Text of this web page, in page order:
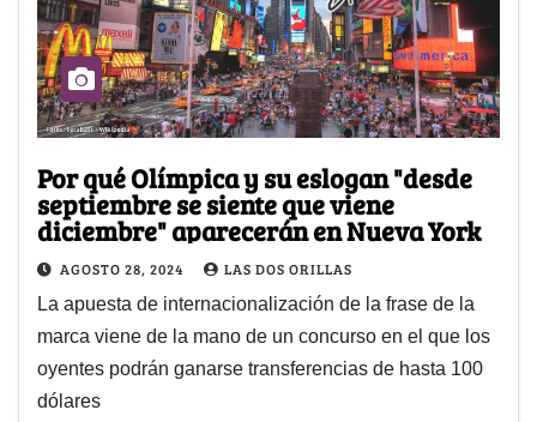
Por qué Olímpica y su eslogan "desde
septiembre se siente que viene
diciembre" aparecerán en Nueva York
AGOSTO 28, 2024 LAS DOS ORILLAS
La apuesta de internacionalización de la frase de la
marca viene de la mano de un concurso en el que los
oyentes podrán ganarse transferencias de hasta 100
dólares